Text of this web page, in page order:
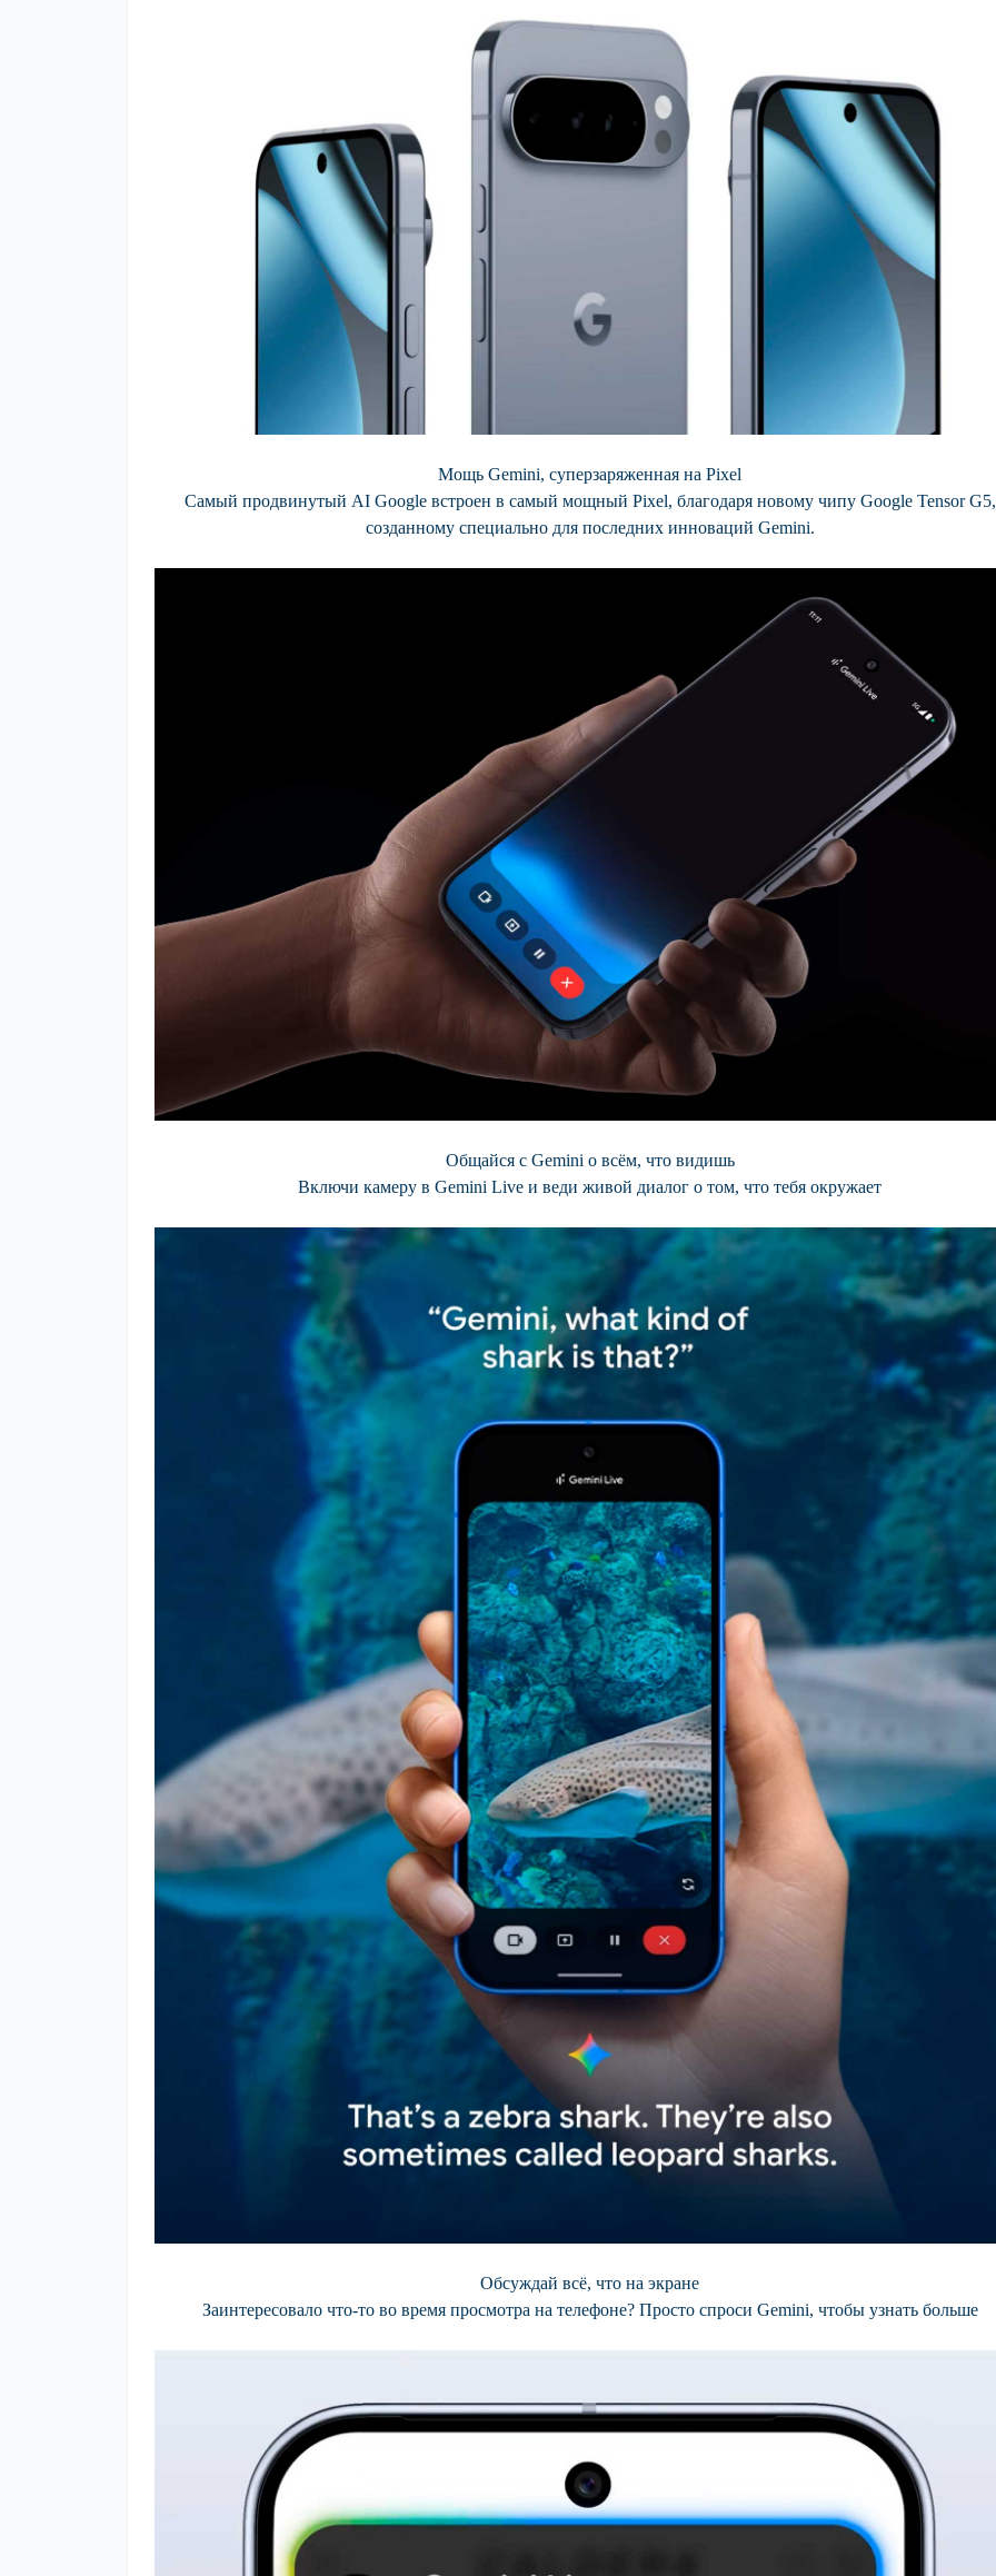
Мощь Gemini, суперзаряженная на Pixel
Самый продвинутый AI Google встроен в самый мощный Pixel, благодаря новому чипу Google Tensor G5,
созданному специально для последних инноваций Gemini.
Общайся с Gemini о всём, что видишь
Включи камеру в Gemini Live и веди живой диалог о том, что тебя окружает
Обсуждай всё, что на экране
Заинтересовало что-то во время просмотра на телефоне? Просто спроси Gemini, чтобы узнать больше